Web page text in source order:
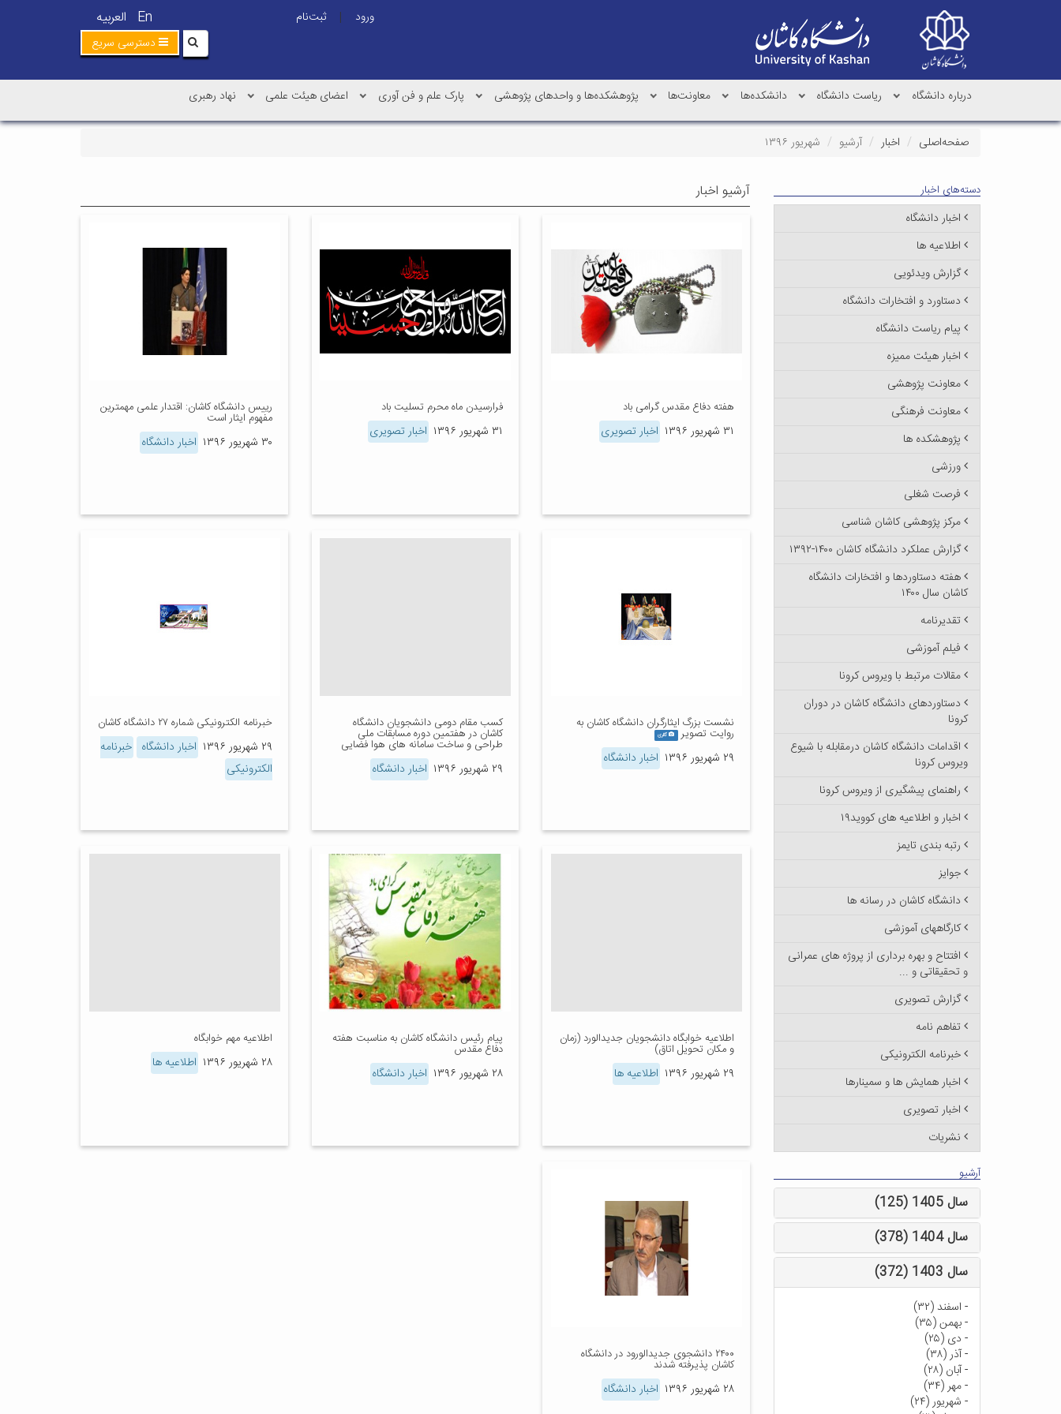
En العربیه ورود |
ثبت‌نام
دسترسی سریع
درباره دانشگاه ریاست دانشگاه دانشکده‌ها معاونت‌ها پژوهشکده‌ها و واحدهای پژوهشی پارک علم و فن آوری اعضای هیئت علمی نهاد رهبری
صفحه‌اصلی اخبار آرشیو شهریور ۱۳۹۶
آرشیو اخبار
هفته دفاع مقدس گرامی باد
۳۱ شهریور ۱۳۹۶ اخبار تصویری
فرارسیدن ماه محرم تسلیت باد
۳۱ شهریور ۱۳۹۶ اخبار تصویری
رییس دانشگاه کاشان: اقتدار علمی مهمترین
مفهوم ایثار است
۳۰ شهریور ۱۳۹۶ اخبار دانشگاه
نشست بزرگ ایثارگران دانشگاه کاشان به
روایت تصویر گالری
۲۹ شهریور ۱۳۹۶ اخبار دانشگاه
کسب مقام دومی دانشجویان دانشگاه
کاشان در هفتمین دوره مسابقات ملی
طراحی و ساخت سامانه های هوا فضایی
۲۹ شهریور ۱۳۹۶ اخبار دانشگاه
خبرنامه الکترونیکی شماره ۲۷ دانشگاه کاشان
۲۹ شهریور ۱۳۹۶ اخبار دانشگاه خبرنامه
الکترونیکی
اطلاعیه خوابگاه دانشجویان جدیدالورد (زمان
و مکان تحویل اتاق)
۲۹ شهریور ۱۳۹۶ اطلاعیه ها
پیام رئیس دانشگاه کاشان به مناسبت هفته
دفاع مقدس
۲۸ شهریور ۱۳۹۶ اخبار دانشگاه
اطلاعیه مهم خوابگاه
۲۸ شهریور ۱۳۹۶ اطلاعیه ها
۲۴۰۰ دانشجوی جدیدالورود در دانشگاه
کاشان پذیرفته شدند
۲۸ شهریور ۱۳۹۶ اخبار دانشگاه
دسته‌های اخبار
اخبار دانشگاه
اطلاعیه ها
گزارش ویدئویی
دستاورد و افتخارات دانشگاه
پیام ریاست دانشگاه
اخبار هیئت ممیزه
معاونت پژوهشی
معاونت فرهنگی
پژوهشکده ها
ورزشی
فرصت شغلی
مرکز پژوهشی کاشان شناسی
گزارش عملکرد دانشگاه کاشان ۱۴۰۰-۱۳۹۲
هفته دستاوردها و افتخارات دانشگاه
کاشان سال ۱۴۰۰
تقدیرنامه
فیلم آموزشی
مقالات مرتبط با ویروس کرونا
دستاوردهای دانشگاه کاشان در دوران
کرونا
اقدامات دانشگاه کاشان درمقابله با شیوع
ویروس کرونا
راهنمای پیشگیری از ویروس کرونا
اخبار و اطلاعیه های کووید۱۹
رتبه بندی تایمز
جوایز
دانشگاه کاشان در رسانه ها
کارگاههای آموزشی
افتتاح و بهره برداری از پروژه های عمرانی
و تحقیقاتی و ...
گزارش تصویری
تفاهم نامه
خبرنامه الکترونیکی
اخبار همایش ها و سمینارها
اخبار تصویری
نشریات
آرشیو
سال 1405 (125)
سال 1404 (378)
سال 1403 (372)
- اسفند (۳۲)
-بهمن (۳۵)
- دی (۲۵)
-آذر (۳۸)
-آبان (۲۸)
-مهر (۳۴)
- شهریور (۲۴)